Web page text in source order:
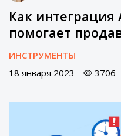
Как интеграция
помогает
ИНСТРУМЕНТЫ
18 января 2023
3706